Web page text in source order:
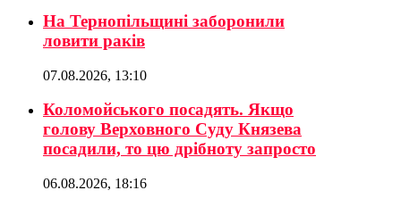
На Тернопільщині заборонили
ловити раків
07.08.2026, 13:10
Коломойського посадять. Якщо
голову Верховного Суду Князева
посадили, то цю дрібноту запросто
06.08.2026, 18:16